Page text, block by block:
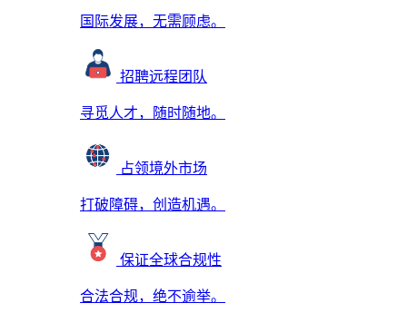
国际发展，无需顾虑。
招聘远程团队
寻觅人才，随时随地。
占领境外市场
打破障碍，创造机遇。
保证全球合规性
合法合规，绝不逾举。